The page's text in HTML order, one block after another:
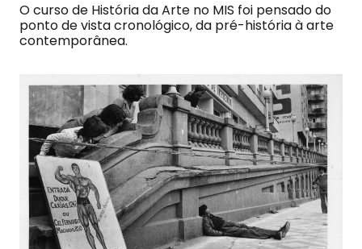
O curso de História da Arte no MIS foi pensado do
ponto de vista cronológico, da pré-história à arte
contemporânea.